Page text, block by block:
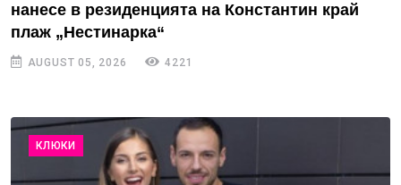
нанесе в резиденцията на Константин край
плаж „Нестинарка“
AUGUST 05, 2026 4221
КЛЮКИ